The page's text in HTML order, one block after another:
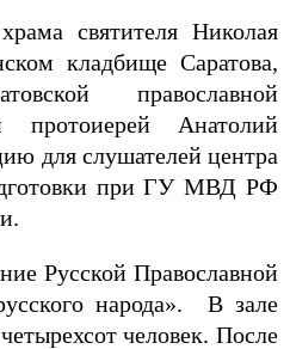
святителя Николая
кладбище Саратова,
православной
протоиерей Анатолий
для слушателей центра
при ГУ МВД РФ
Русской Православной
народа». В зале
человек. После